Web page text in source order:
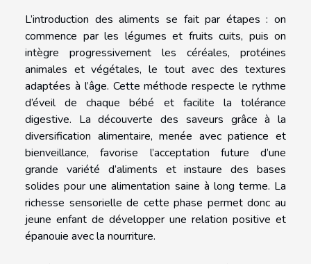
L’introduction des aliments se fait par étapes : on
commence par les légumes et fruits cuits, puis on
intègre progressivement les céréales, protéines
animales et végétales, le tout avec des textures
adaptées à l’âge. Cette méthode respecte le rythme
d’éveil de chaque bébé et facilite la tolérance
digestive. La découverte des saveurs grâce à la
diversification alimentaire, menée avec patience et
bienveillance, favorise l’acceptation future d’une
grande variété d’aliments et instaure des bases
solides pour une alimentation saine à long terme. La
richesse sensorielle de cette phase permet donc au
jeune enfant de développer une relation positive et
épanouie avec la nourriture.